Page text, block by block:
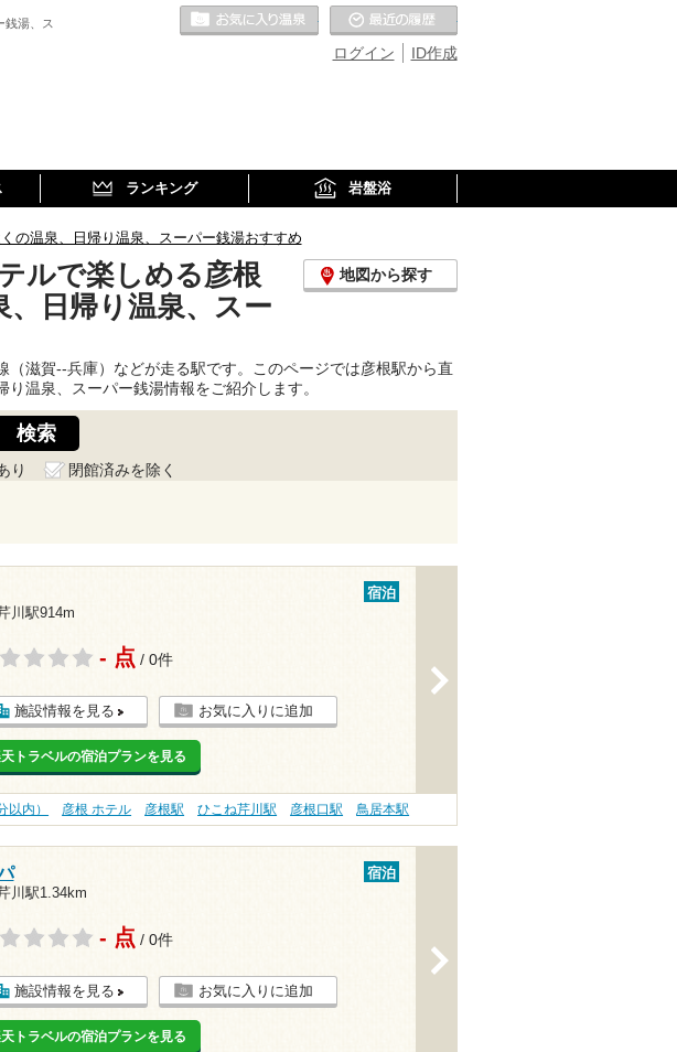
銭湯、ス
ID作成
ログイン
お気に入りの温泉
ランキング 岩盤浴
の温泉、日帰り温泉、スーパー銭湯おすすめ
ルで楽しめる彦根
日帰り温泉、スー
地図から探す
（滋賀--兵庫）などが走る駅です。このページでは彦根駅から直
温泉、スーパー銭湯情報をご紹介します。
り
閉館済みを除く
川駅914m
宿泊
- 点 / 0件
施設情報を見る お気に入りに追加
トラベルの宿泊プランを見る
以内） 彦根 ホテル 彦根駅 ひこね芹川駅 彦根口駅 鳥居本駅
川駅1.34km
宿泊
- 点 / 0件
施設情報を見る お気に入りに追加
トラベルの宿泊プランを見る